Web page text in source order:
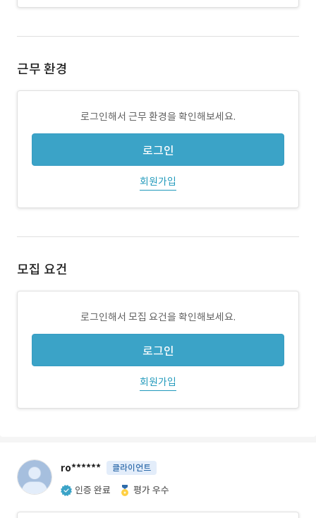
근무 환경
로그인해서 근무 환경을 확인해보세요.
로그인
회원가입
모집 요건
로그인해서 모집 요건을 확인해보세요.
로그인
회원가입
ro****** 클라이언트
인증 완료 평가 우수